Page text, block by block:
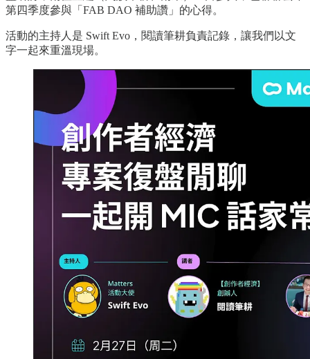
第四季度參與「FAB DAO 補助讚」的心得。
活動的主持人是 Swift Evo，閱讀筆耕負責記錄，讓我們以文
字一起來重溫現場。